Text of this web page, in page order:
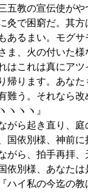
五教の宣伝使が
灸で困窮だ。其
あるまい。モグサ
さま、火の付いた
はこれは真にア
帰ります。あな
難う。それなら
ヽヽヽ』
がら起き直り、
国依別様、神前に
がら、拍手再拝
依別様、あなたは
ハイ私の今迄の